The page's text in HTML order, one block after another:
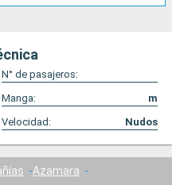
N° de pasajeros:
Manga:
m
Velocidad: Nudos
Azamara